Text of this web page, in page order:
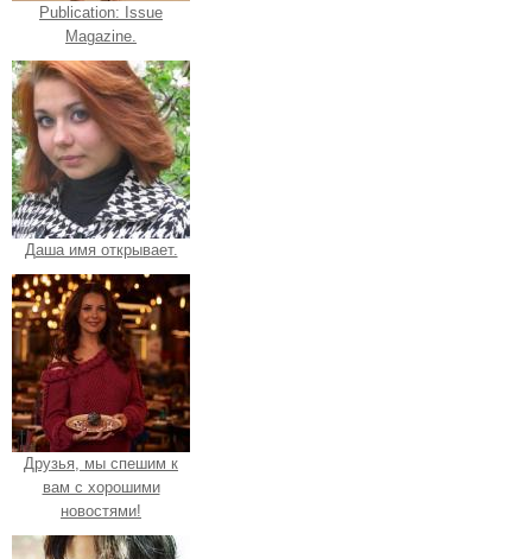
Publication: Issue
Magazine.
Даша имя открывает.
Друзья, мы спешим к
вам с хорошими
новостями!